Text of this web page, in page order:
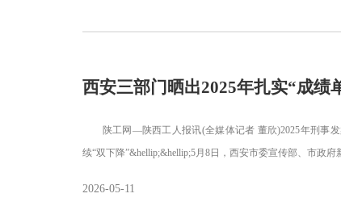
西安三部门晒出2025年扎实“成绩
陕工网—陕西工人报讯(全媒体记者 董欣)2025年刑事发
续“双下降”&hellip;&hellip;5月8日，西安市委宣传部、市政府
2026-05-11